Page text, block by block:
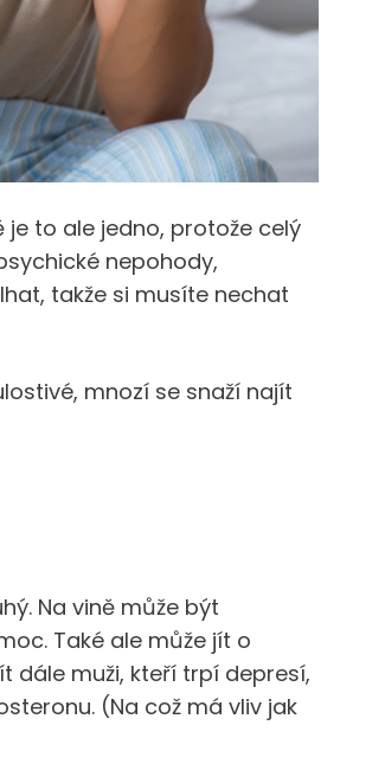
to ale jedno, protože celý
nepohody,
takže si musíte nechat
mnozí se snaží najít
Na vině může být
Také ale může jít o
dále muži, kteří trpí depresí,
(Na což má vliv jak